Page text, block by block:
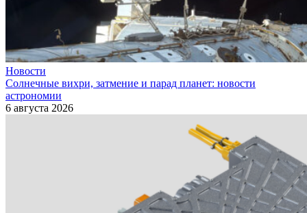
Новости
Солнечные вихри, затмение и парад планет: новости
астрономии
6 августа 2026